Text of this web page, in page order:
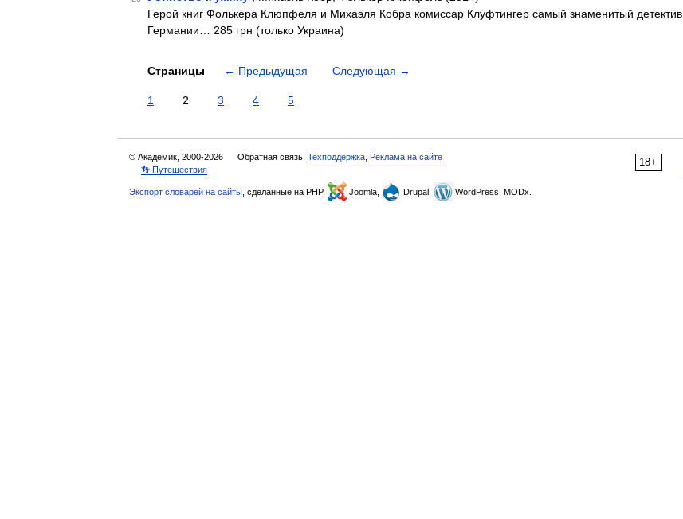
Герой книг Фолькера Клюпфеля и Михаэля Кобра комиссар Клуфтингер самый знаменитый детектив
Германии… 285 грн (только Украина)
Страницы ← Предыдущая Следующая →
1 2 3 4 5
18+
© Академик, 2000-2026 Обратная связь: Техподдержка Реклама на сайте
👣 Путешествия
Экспорт словарей на сайты , сделанные на PHP, Joomla, Drupal, WordPress, MODx.